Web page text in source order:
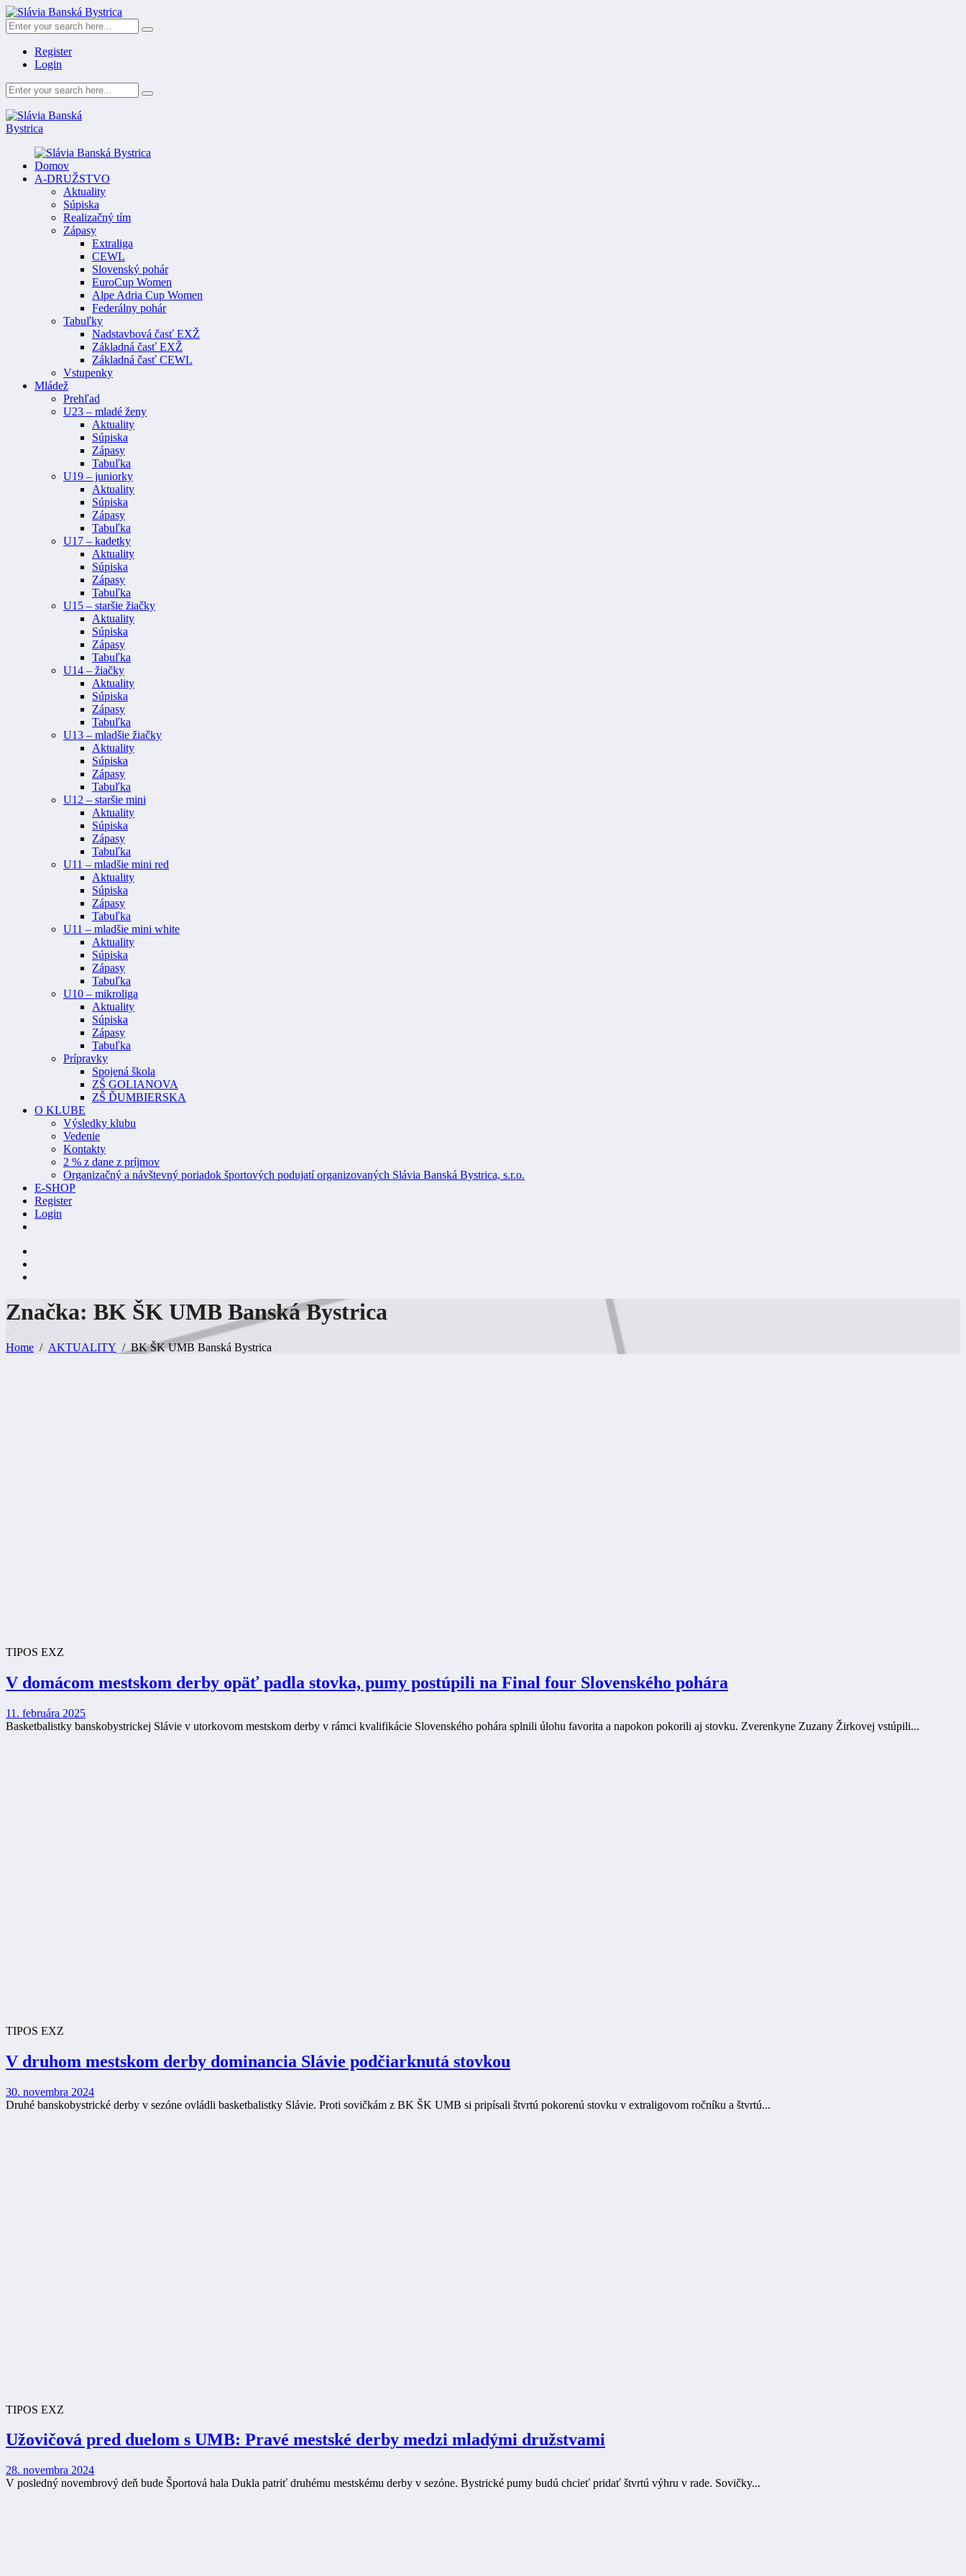
Register
Login
Domov
A-DRUŽSTVO
Aktuality
Súpiska
Realizačný tím
Zápasy
Extraliga
CEWL
Slovenský pohár
EuroCup Women
Alpe Adria Cup Women
Federálny pohár
Tabuľky
Nadstavbová časť EXŽ
Základná časť EXŽ
Základná časť CEWL
Vstupenky
Mládež
Prehľad
U23 – mladé ženy
Aktuality
Súpiska
Zápasy
Tabuľka
U19 – juniorky
Aktuality
Súpiska
Zápasy
Tabuľka
U17 – kadetky
Aktuality
Súpiska
Zápasy
Tabuľka
U15 – staršie žiačky
Aktuality
Súpiska
Zápasy
Tabuľka
U14 – žiačky
Aktuality
Súpiska
Zápasy
Tabuľka
U13 – mladšie žiačky
Aktuality
Súpiska
Zápasy
Tabuľka
U12 – staršie mini
Aktuality
Súpiska
Zápasy
Tabuľka
U11 – mladšie mini red
Aktuality
Súpiska
Zápasy
Tabuľka
U11 – mladšie mini white
Aktuality
Súpiska
Zápasy
Tabuľka
U10 – mikroliga
Aktuality
Súpiska
Zápasy
Tabuľka
Prípravky
Spojená škola
ZŠ GOLIANOVA
ZŠ ĎUMBIERSKA
O KLUBE
Výsledky klubu
Vedenie
Kontakty
2 % z dane z príjmov
Organizačný a návštevný poriadok športových podujatí organizovaných Slávia Banská Bystrica, s.r.o.
E-SHOP
Register
Login
Značka: BK ŠK UMB BanskáBystrica
Home AKTUALITY BK ŠK UMB Banská Bystrica
TIPOS EXZ
V domácom mestskom derby opäť padla stovka, pumy postúpili na Final four Slovenského pohára
11. februára 2025
Basketbalistky banskobystrickej Slávie v utorkovom mestskom derby v rámci kvalifikácie Slovenského pohára splnili úlohu favorita a napokon pokorili aj stovku. Zverenkyne Zuzany Žirkovej vstúpili...
TIPOS EXZ
V druhom mestskom derby dominancia Slávie podčiarknutá stovkou
30. novembra 2024
Druhé banskobystrické derby v sezóne ovládli basketbalistky Slávie. Proti sovičkám z BK ŠK UMB si pripísali štvrtú pokorenú stovku v extraligovom ročníku a štvrtú...
TIPOS EXZ
Užovičová pred duelom s UMB: Pravé mestské derby medzi mladými družstvami
28. novembra 2024
V posledný novembrový deň bude Športová hala Dukla patriť druhému mestskému derby v sezóne. Bystrické pumy budú chcieť pridať štvrtú výhru v rade. Sovičky...